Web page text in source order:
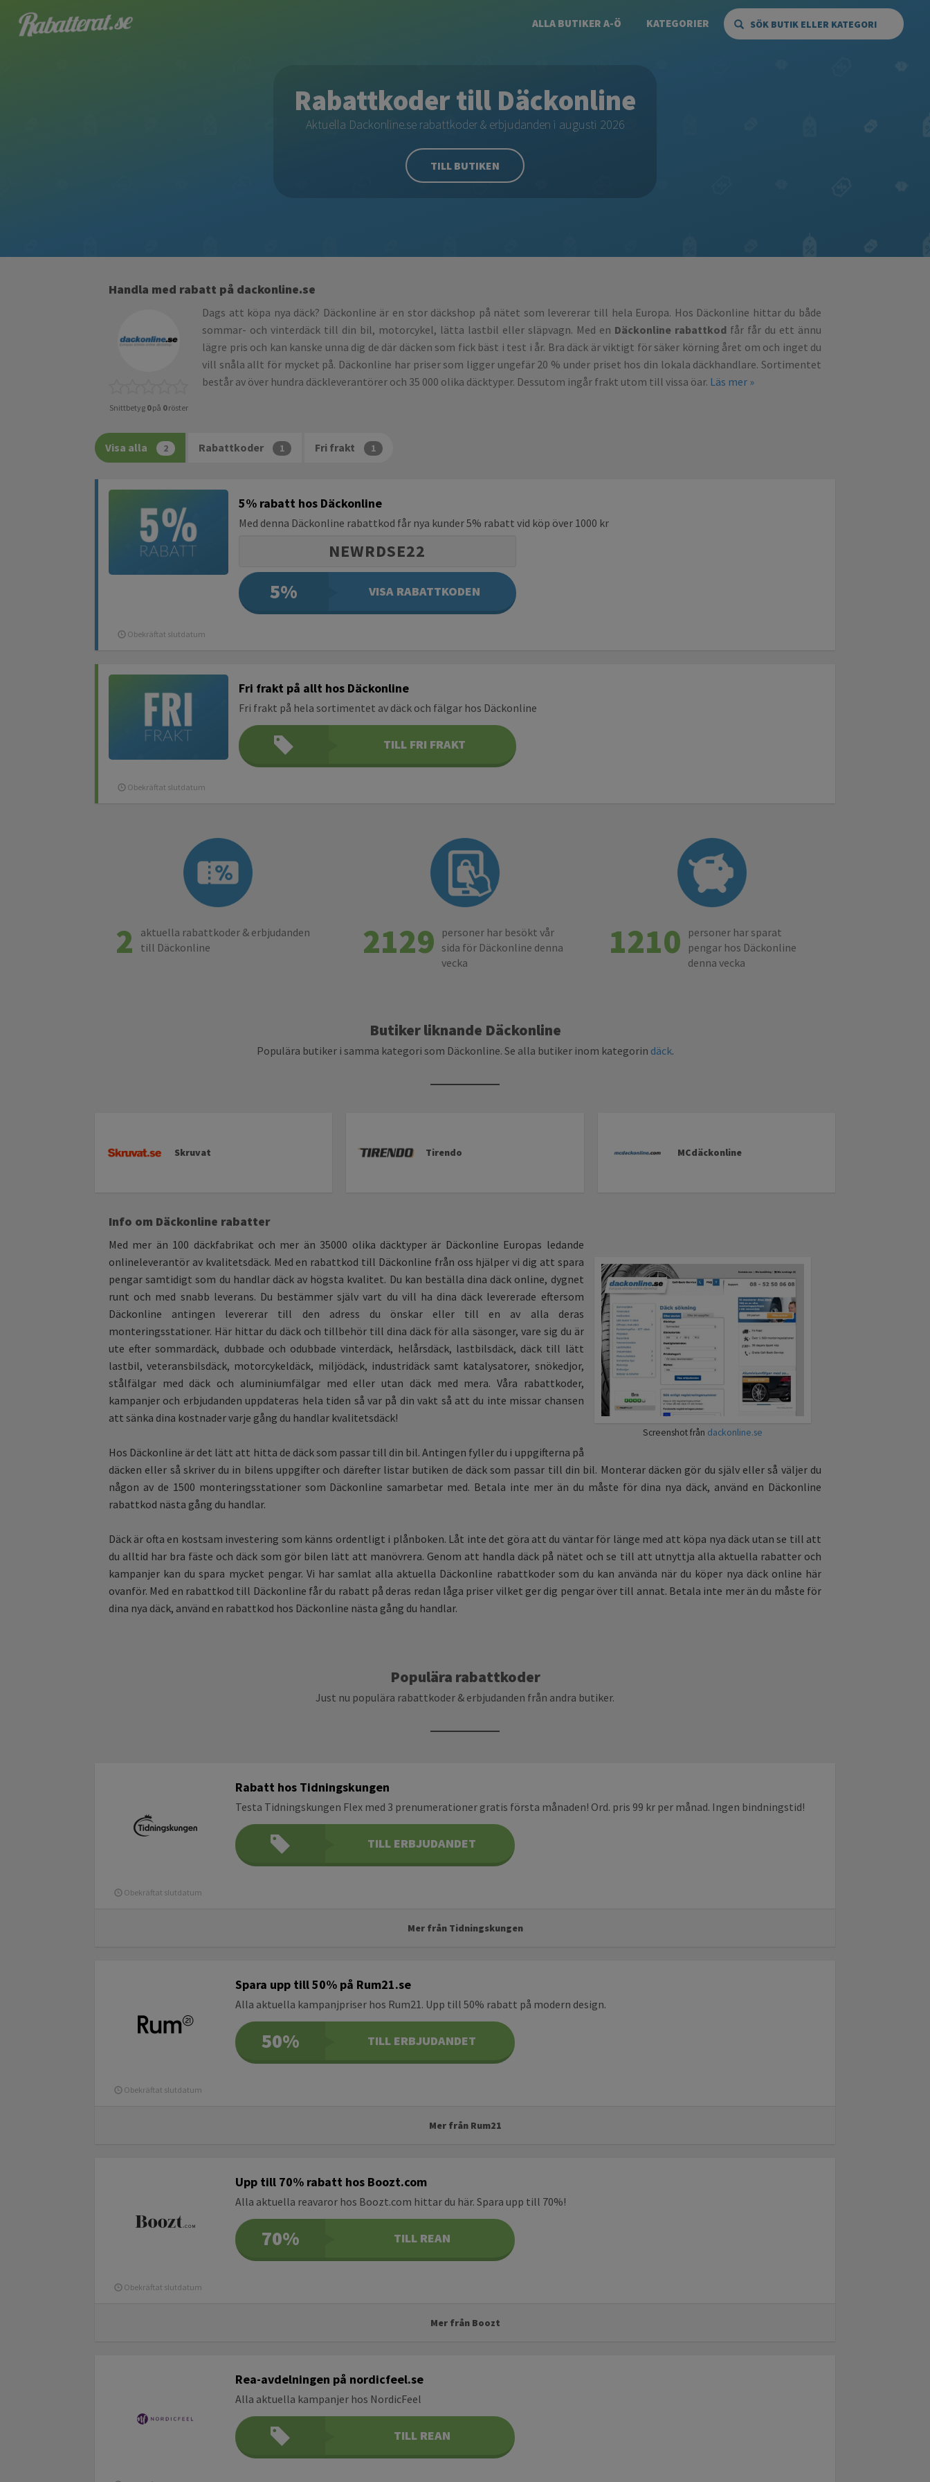
ALLA BUTIKER A-Ö KATEGORIER SÖK BUTIK ELLER KATEGORI
Rabattkoder till Däckonline
Aktuella Dackonline.se rabattkoder & erbjudanden i augusti 2026
TILL BUTIKEN
Handla med rabatt på dackonline.se
Snittbetyg 0på 0röster
Dags att köpa nya däck? Däckonline är en stor däckshop på nätet som levererar till hela Europa. Hos Däckonline hittar du både
sommar- och vinterdäck till din bil, motorcykel, lätta lastbil eller släpvagn. Med en Däckonline rabattkod får får du ett ännu
lägre pris och kan kanske unna dig de där däcken som fick bäst i test i år. Bra däck är viktigt för säker körning året om och inget du
vill snåla allt för mycket på. Däckonline har priser som ligger ungefär 20 % under priset hos din lokala däckhandlare. Sortimentet
består av över hundra däckleverantörer och 35 000 olika däcktyper. Dessutom ingår frakt utom till vissa öar. Läs mer »
Visa alla 2 Rabattkoder 1 Fri frakt 1
5% rabatt hos Däckonline
Med denna Däckonline rabattkod får nya kunder 5% rabatt vid köp över 1000 kr
NEWRDSE22
5% VISA RABATTKODEN
Obekräftat slutdatum
Fri frakt på allt hos Däckonline
Fri frakt på hela sortimentet av däck och fälgar hos Däckonline
TILL FRI FRAKT
Obekräftat slutdatum
2
aktuella rabattkoder & erbjudanden
till Däckonline
2129
personer har besökt vår
sida för Däckonline denna
vecka
1210
personer har sparat
pengar hos Däckonline
denna vecka
Butiker liknande Däckonline
Populära butiker i samma kategori som Däckonline. Se alla butiker inom kategorin däck.
Skruvat Tirendo MCdäckonline
Info om Däckonline rabatter
Screenshot från dackonline.se
Med mer än 100 däckfabrikat och mer än 35000 olika däcktyper är Däckonline Europas ledande
onlineleverantör av kvalitetsdäck. Med en rabattkod till Däckonline från oss hjälper vi dig att spara
pengar samtidigt som du handlar däck av högsta kvalitet. Du kan beställa dina däck online, dygnet
runt och med snabb leverans. Du bestämmer själv vart du vill ha dina däck levererade eftersom
Däckonline antingen levererar till den adress du önskar eller till en av alla deras
monteringsstationer. Här hittar du däck och tillbehör till dina däck för alla säsonger, vare sig du är
ute efter sommardäck, dubbade och odubbade vinterdäck, helårsdäck, lastbilsdäck, däck till lätt
lastbil, veteransbilsdäck, motorcykeldäck, miljödäck, industridäck samt katalysatorer, snökedjor,
stålfälgar med däck och aluminiumfälgar med eller utan däck med mera. Våra rabattkoder,
kampanjer och erbjudanden uppdateras hela tiden så var på din vakt så att du inte missar chansen
att sänka dina kostnader varje gång du handlar kvalitetsdäck!
Hos Däckonline är det lätt att hitta de däck som passar till din bil. Antingen fyller du i uppgifterna på
däcken eller så skriver du in bilens uppgifter och därefter listar butiken de däck som passar till din bil. Monterar däcken gör du själv eller så väljer du
någon av de 1500 monteringsstationer som Däckonline samarbetar med. Betala inte mer än du måste för dina nya däck, använd en Däckonline
rabattkod nästa gång du handlar.
Däck är ofta en kostsam investering som känns ordentligt i plånboken. Låt inte det göra att du väntar för länge med att köpa nya däck utan se till att
du alltid har bra fäste och däck som gör bilen lätt att manövrera. Genom att handla däck på nätet och se till att utnyttja alla aktuella rabatter och
kampanjer kan du spara mycket pengar. Vi har samlat alla aktuella Däckonline rabattkoder som du kan använda när du köper nya däck online här
ovanför. Med en rabattkod till Däckonline får du rabatt på deras redan låga priser vilket ger dig pengar över till annat. Betala inte mer än du måste för
dina nya däck, använd en rabattkod hos Däckonline nästa gång du handlar.
Populära rabattkoder
Just nu populära rabattkoder & erbjudanden från andra butiker.
Rabatt hos Tidningskungen
Testa Tidningskungen Flex med 3 prenumerationer gratis första månaden! Ord. pris 99 kr per månad. Ingen bindningstid!
TILL ERBJUDANDET
Obekräftat slutdatum
Mer från Tidningskungen
Spara upp till 50% på Rum21.se
Alla aktuella kampanjpriser hos Rum21. Upp till 50% rabatt på modern design.
50% TILL ERBJUDANDET
Obekräftat slutdatum
Mer från Rum21
Upp till 70% rabatt hos Boozt.com
Alla aktuella reavaror hos Boozt.com hittar du här. Spara upp till 70%!
70% TILL REAN
Obekräftat slutdatum
Mer från Boozt
Rea-avdelningen på nordicfeel.se
Alla aktuella kampanjer hos NordicFeel
TILL REAN